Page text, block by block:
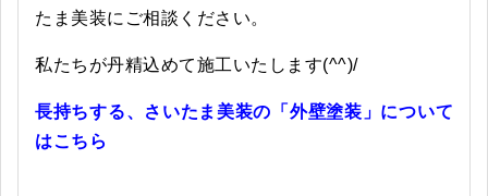
たま美装にご相談ください。
私たちが丹精込めて施工いたします(^^)/
長持ちする、さいたま美装の「外壁塗装」について
はこちら